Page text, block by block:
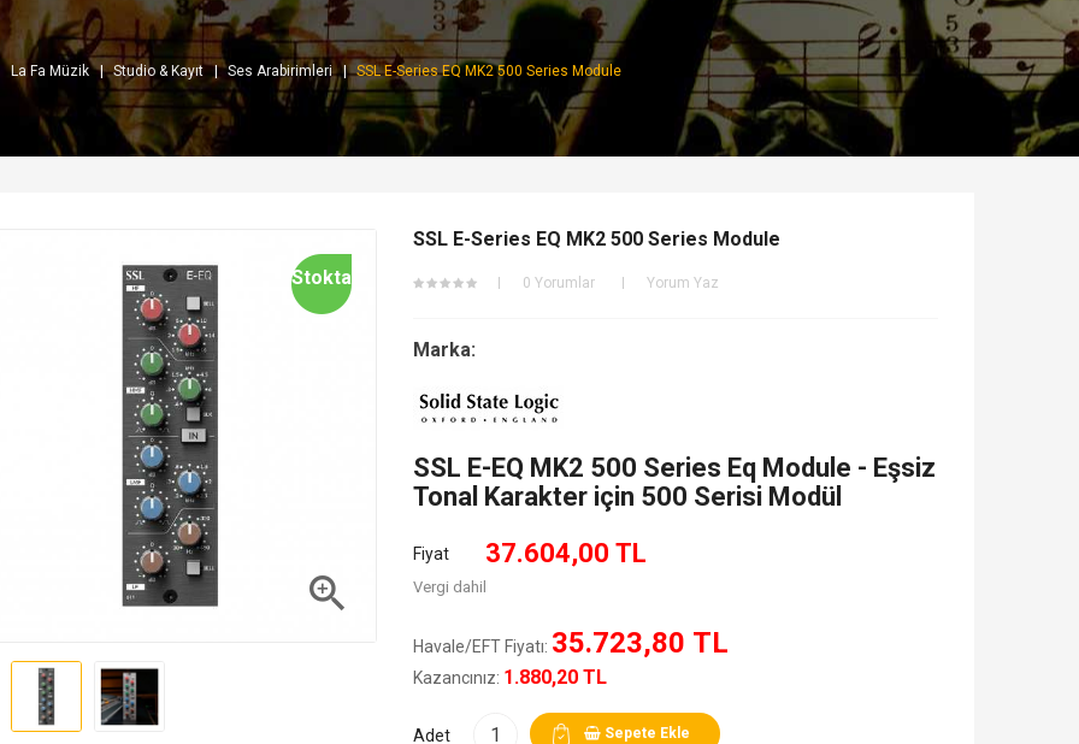
La Fa Müzik Studio & Kayıt Ses Arabirimleri SSL E-Series EQ MK2 500 Series Module

Stokta
SSL E-Series EQ MK2 500 Series Module
0 Yorumlar Yorum Yaz
Marka:
SSL E-EQ MK2 500 Series Eq Module - Eşsiz
Tonal Karakter için 500 Serisi Modül
Fiyat 37.604,00 TL
Vergi dahil
Havale/EFT Fiyatı: 35.723,80 TL
Kazancınız: 1.880,20 TL
Adet Sepete Ekle